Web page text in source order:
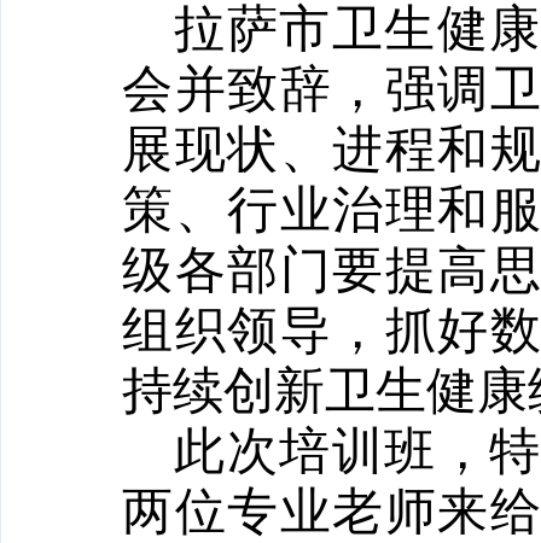
拉萨市卫生健
会并致辞，强调
展现状、进程和
策、行业治理和
级各部门要提高
组织领导，抓好
持续创新卫生健
此次培训班，
两位专业老师来